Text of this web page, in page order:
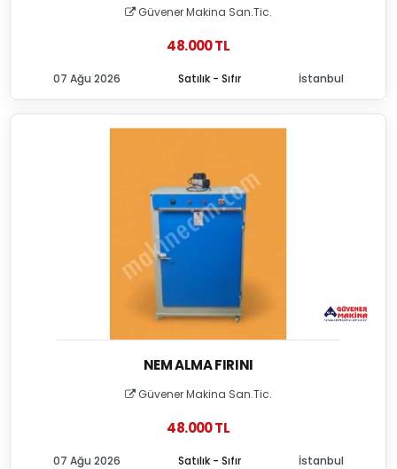
Güvener Makina San.Tic.
48.000 TL
Satılık - Sıfır
07 Ağu 2026 İstanbul
NEM ALMA FIRINI
Güvener Makina San.Tic.
48.000 TL
Satılık - Sıfır
07 Ağu 2026 İstanbul